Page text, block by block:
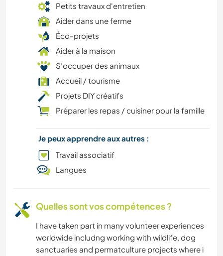
NATURE
ACTIVITÉS EN PLEIN AIR
ANIMAUX
Petits travaux d'entretien
Aider dans une ferme
Éco-projets
Aider à la maison
S’occuper des animaux
Accueil / tourisme
Projets DIY créatifs
Préparer les repas / cuisiner pour la famille
Je peux apprendre aux autres :
Travail associatif
Langues
Quelles sont vos compétences ?
I have taken part in many volunteer experiences
worldwide includng working with wildlife, dog
sanctuaries and permatculture projects where i